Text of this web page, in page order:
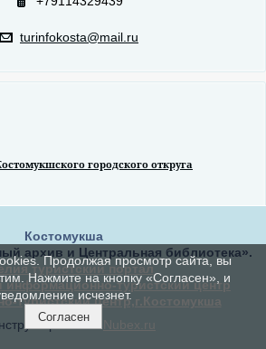
turinfokosta@mail.ru
городского откруга
Костомукша
архив и Центральная библиотека».
туристский портал
информационно-туристский центр
туристский центр,г.Костомукша
сайтов
Nubex.ru
Продолжая просмотр сайта, вы
Нажмите на кнопку «Согласен», и
исчезнет.
Согласен